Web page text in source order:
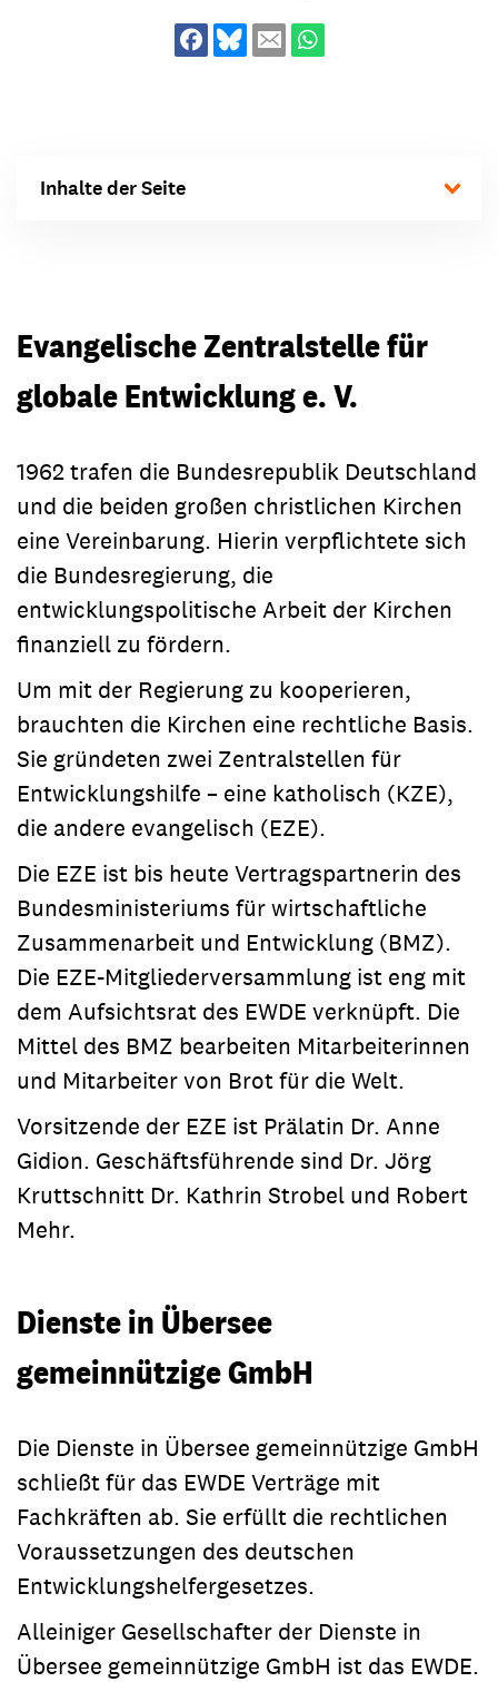
Inhalte der Seite
Evangelische Zentralstelle für
globale Entwicklung e. V.
1962 trafen die Bundesrepublik Deutschland
und die beiden großen christlichen Kirchen
eine Vereinbarung. Hierin verpflichtete sich
die Bundesregierung, die
entwicklungspolitische Arbeit der Kirchen
finanziell zu fördern.
Um mit der Regierung zu kooperieren,
brauchten die Kirchen eine rechtliche Basis.
Sie gründeten zwei Zentralstellen für
Entwicklungshilfe – eine katholisch (KZE),
die andere evangelisch (EZE).
Die EZE ist bis heute Vertragspartnerin des
Bundesministeriums für wirtschaftliche
Zusammenarbeit und Entwicklung (BMZ).
Die EZE-Mitgliederversammlung ist eng mit
dem Aufsichtsrat des EWDE verknüpft. Die
Mittel des BMZ bearbeiten Mitarbeiterinnen
und Mitarbeiter von Brot für die Welt.
Vorsitzende der EZE ist Prälatin Dr. Anne
Gidion. Geschäftsführende sind Dr. Jörg
Kruttschnitt Dr. Kathrin Strobel und Robert
Mehr.
Dienste in Übersee
gemeinnützige GmbH
Die Dienste in Übersee gemeinnützige GmbH
schließt für das EWDE Verträge mit
Fachkräften ab. Sie erfüllt die rechtlichen
Voraussetzungen des deutschen
Entwicklungshelfergesetzes.
Alleiniger Gesellschafter der Dienste in
Übersee gemeinnützige GmbH ist das EWDE.